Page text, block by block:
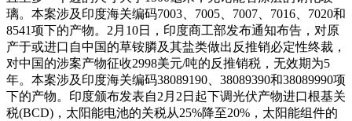
璃。本案涉及印度海关编码7003、7005、7007、7016、7020和
8541项下的产物。2月10日，印度商工部发布通知布告，对原
产于或进口自中国的草铵膦及其盐类做出反推销必定性终裁，
对中国的涉案产物征收2998美元/吨的反推销税，无效期为5
年。本案涉及印度海关编码38089190、38089390和38089990项
下的产物。印度颁布发表自2月2日起下调光伏产物进口根基关
税(BCD)，太阳能电池的关税从25%降至20%，太阳能组件的